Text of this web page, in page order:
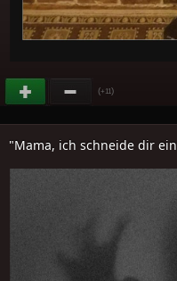
(+11)
"Mama, ich schneide dir